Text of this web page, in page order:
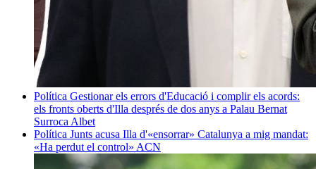
Política Gestionar els errors d'Educació i complir els acords:
els fronts oberts d'Illa després de dos anys a Palau Bernat
Surroca Albet
Política Junts acusa Illa d'«ensorrar» Catalunya a mig mandat:
«Ha perdut el control» ACN